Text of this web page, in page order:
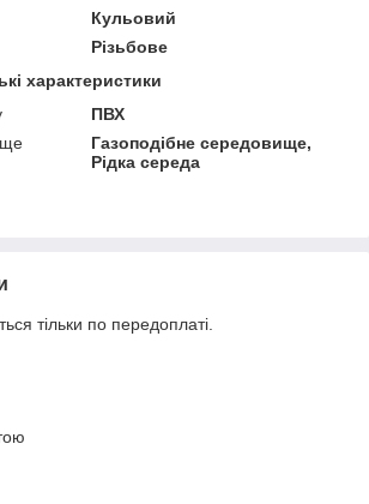
Кульовий
Різьбове
характеристики
ПВХ
Газоподібне середовище,
Рідка середа
тільки по передоплаті.